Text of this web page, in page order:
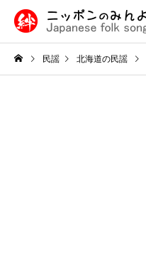
民謡 北海道の民謡